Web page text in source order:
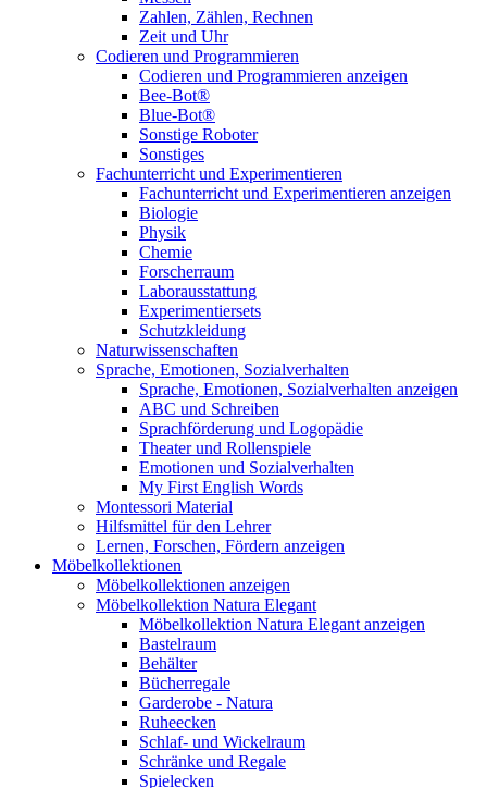
Zahlen, Zählen, Rechnen
Zeit und Uhr
Codieren und Programmieren
Codieren und Programmieren anzeigen
Bee-Bot®
Blue-Bot®
Sonstige Roboter
Sonstiges
Fachunterricht und Experimentieren
Fachunterricht und Experimentieren anzeigen
Biologie
Physik
Chemie
Forscherraum
Laborausstattung
Experimentiersets
Schutzkleidung
Naturwissenschaften
Sprache, Emotionen, Sozialverhalten
Sprache, Emotionen, Sozialverhalten anzeigen
ABC und Schreiben
Sprachförderung und Logopädie
Theater und Rollenspiele
Emotionen und Sozialverhalten
My First English Words
Montessori Material
Hilfsmittel für den Lehrer
Lernen, Forschen, Fördern anzeigen
Möbelkollektionen
Möbelkollektionen anzeigen
Möbelkollektion Natura Elegant
Möbelkollektion Natura Elegant anzeigen
Bastelraum
Behälter
Bücherregale
Garderobe - Natura
Ruheecken
Schlaf- und Wickelraum
Schränke und Regale
Spielecken